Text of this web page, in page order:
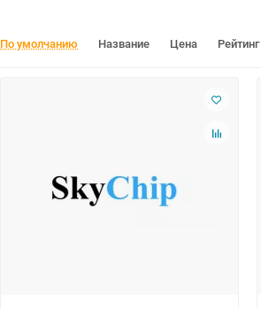
По умолчанию Название Цена Рейтинг